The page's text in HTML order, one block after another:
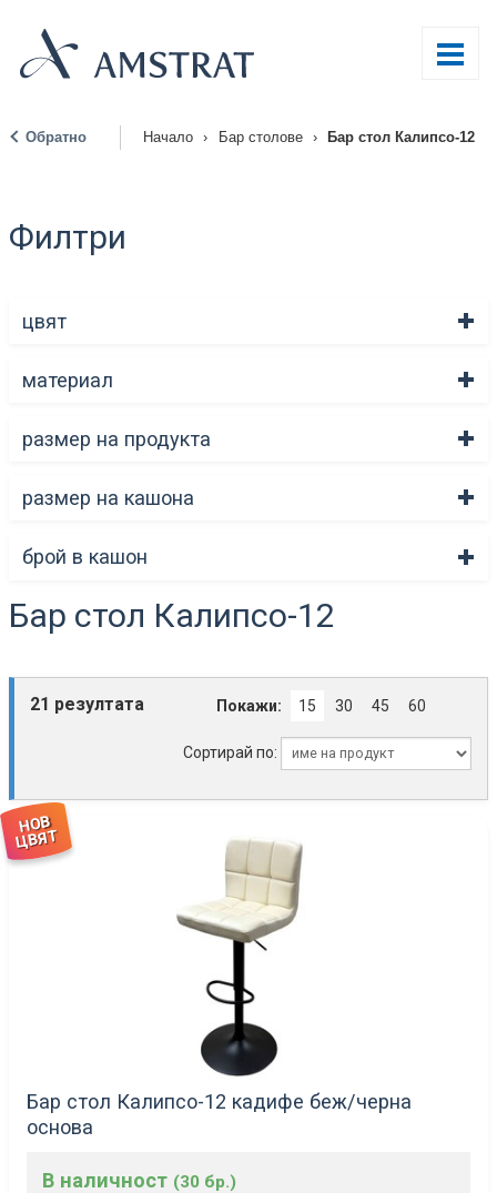
Обратно Начало › Бар столове › Бар стол Калипсо-12
Филтри
цвят
материал
размер на продукта
размер на кашона
брой в кашон
Бар стол Калипсо-12
21 резултата Покажи: 15 30 45 60
Сортирай по:
НОВ
ЦВЯТ
Бар стол Калипсо-12 кадифе беж/черна
основа
В наличност (30 бр.)